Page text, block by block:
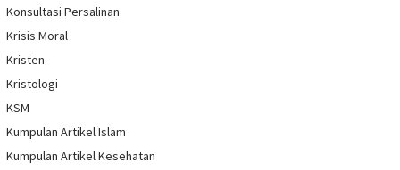
Konsultasi Persalinan
Krisis Moral
Kristen
Kristologi
KSM
Kumpulan Artikel Islam
Kumpulan Artikel Kesehatan